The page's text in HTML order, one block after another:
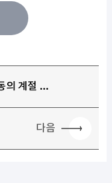
의 계절 ...
다음